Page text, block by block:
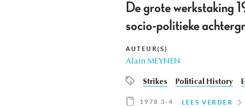
De grote werkstaking
socio-politieke
AUTEUR(S)
Alain MEYNEN
Strikes Political History
1978 3-4 LEES VERDER